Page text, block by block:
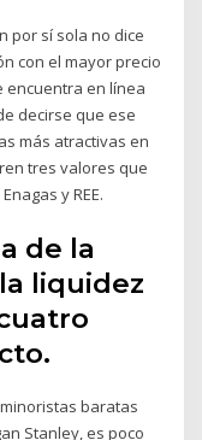
por sí sola no dice
con el mayor precio
encuentra en línea
decirse que ese
más atractivas en
tres valores que
y REE.
de la
liquidez
baratas
Stanley, es poco